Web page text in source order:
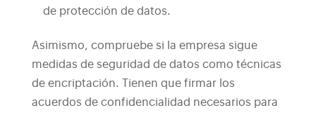
de protección de datos.
Asimismo, compruebe si la empresa sigue
medidas de seguridad de datos como técnicas
de encriptación. Tienen que firmar los
acuerdos de confidencialidad necesarios para